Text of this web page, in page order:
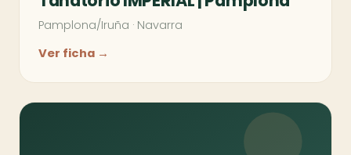
Pamplona/Iruña · Navarra
Ver ficha →